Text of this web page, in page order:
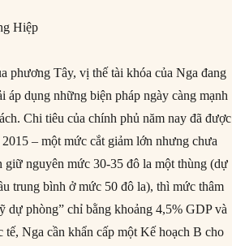
Hiệp
phương Tây, vị thế tài khóa của Nga đang
dụng những biện pháp ngày càng mạnh
Chi tiêu của chính phủ năm nay đã được
– một mức cắt giảm lớn nhưng chưa
giữ nguyên mức 30-35 đô la một thùng (dự
trung bình ở mức 50 đô la), thì mức thâm
dự phòng” chỉ bằng khoảng 4,5% GDP và
Nga cần khẩn cấp một Kế hoạch B cho